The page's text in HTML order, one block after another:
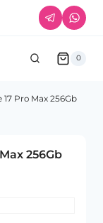
0
Pro Max 256Gb
256Gb